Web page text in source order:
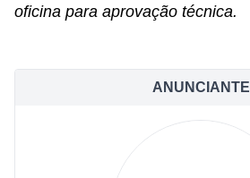
oficina para aprovação técnica.
ANUNCIANTE